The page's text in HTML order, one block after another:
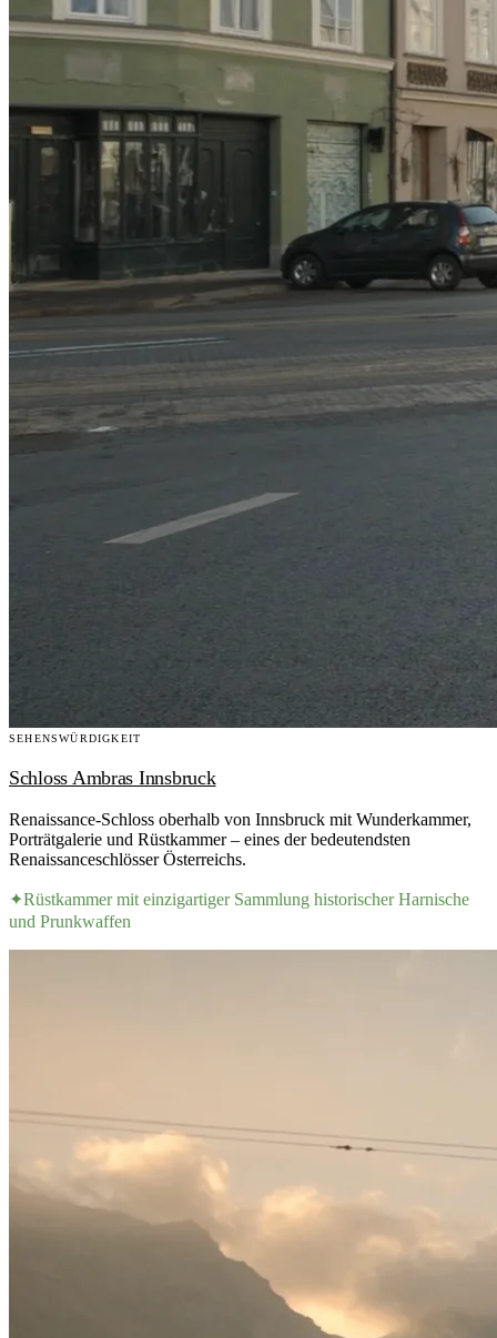
SEHENSWÜRDIGKEIT
Schloss Ambras Innsbruck
Renaissance-Schloss oberhalb von Innsbruck mit Wunderkammer,
Porträtgalerie und Rüstkammer – eines der bedeutendsten
Renaissanceschlösser Österreichs.
✦Rüstkammer mit einzigartiger Sammlung historischer Harnische
und Prunkwaffen